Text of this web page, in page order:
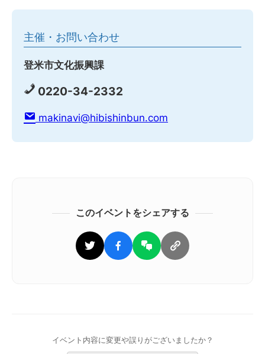
主催・お問い合わせ
登米市文化振興課
0220-34-2332
makinavi@hibishinbun.com
このイベントをシェアする
イベント内容に変更や誤りがございましたか？